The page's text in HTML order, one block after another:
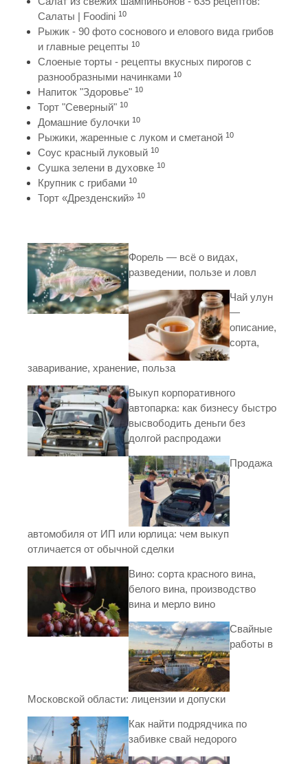
Салаты | Foodini 10
Рыжик - 90 фото соснового и елового вида грибов
и главные рецепты 10
Слоеные торты - рецепты вкусных пирогов с
разнообразными начинками 10
Напиток "Здоровье" 10
Торт "Северный" 10
Домашние булочки 10
Рыжики, жаренные с луком и сметаной 10
Соус красный луковый 10
Сушка зелени в духовке 10
Крупник с грибами 10
Торт «Дрезденский» 10
Форель — всё о видах,
разведении, пользе и ловл
Чай улун
—
описание,
сорта,
заваривание, хранение, польза
Выкуп корпоративного
автопарка: как бизнесу быстро
высвободить деньги без
долгой распродажи
Продажа
автомобиля от ИП или юрлица: чем выкуп
отличается от обычной сделки
Вино: сорта красного вина,
белого вина, производство
вина и мерло вино
Свайные
работы в
Московской области: лицензии и допуски
Как найти подрядчика по
забивке свай недорого